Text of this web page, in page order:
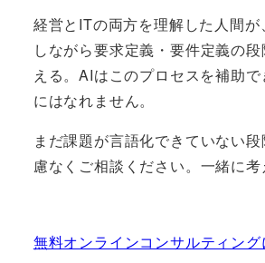
経営とITの両方を理解した人間が
しながら要求定義・要件定義の
える。AIはこのプロセスを補助
にはなれません。
まだ課題が言語化できていない
慮なくご相談ください。一緒に考
無料オンラインコンサルティン